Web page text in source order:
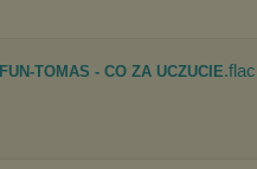
FUN-TOMAS - CO ZA UCZUCIE.flac